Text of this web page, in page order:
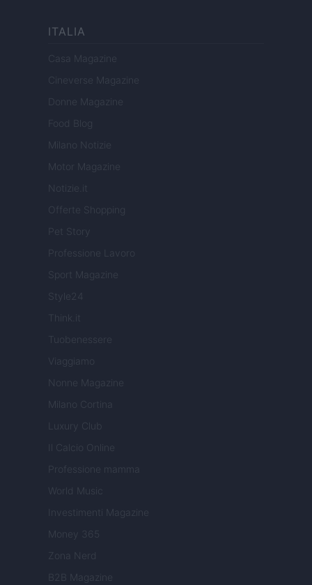
ITALIA
Casa Magazine
Cineverse Magazine
Donne Magazine
Food Blog
Milano Notizie
Motor Magazine
Notizie.it
Offerte Shopping
Pet Story
Professione Lavoro
Sport Magazine
Style24
Think.it
Tuobenessere
Viaggiamo
Nonne Magazine
Milano Cortina
Luxury Club
Il Calcio Online
Professione mamma
World Music
Investimenti Magazine
Money 365
Zona Nerd
B2B Magazine